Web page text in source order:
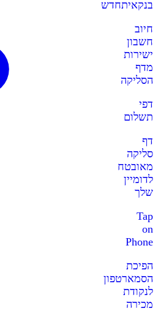
בנקאיתחדש
חיוב
חשבון
ישירות
מדף
הסליקה
דפי
תשלום
דף
סליקה
מאובטח
לדומיין
שלך
Tap
on
Phone
הפיכת
הסמארטפון
לנקודת
מכירה